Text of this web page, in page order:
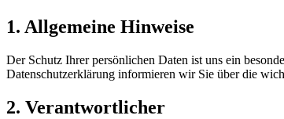
1. Allgemeine Hinweise
Der Schutz Ihrer persönlichen Daten ist uns ein
Datenschutzerklärung informieren wir Sie über die
2. Verantwortlicher